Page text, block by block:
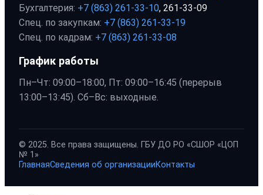
Бухгалтерия: +7 (863) 261-33-10, 261-33-09
Спец. по закупкам: +7 (863) 261-33-19
Спец. по кадрам: +7 (863) 261-33-08
График работы
Пн–Чт: 09:00–18:00, Пт: 09:00–16:45 (перерыв
13:00–13:45). Сб–Вс: выходные.
© 2025. Все права защищены. ГБУ ДО РО «СШОР «ЦОП
№ 1»
ГлавнаяСведения об организацииКонтакты